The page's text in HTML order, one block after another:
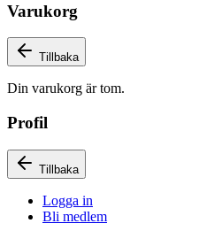
Varukorg
Tillbaka
Din varukorg är tom.
Profil
Tillbaka
Logga in
Bli medlem